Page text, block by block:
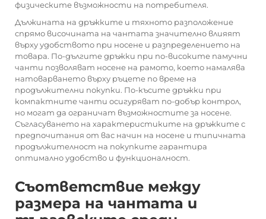
физическите възможности на потребителя.
Дължината на дръжките и тяхното разположение
спрямо височината на чантата значително влияят
върху удобството при носене и разпределението на
товара. По-дългите дръжки при по-високите памучни
чанти позволяват носене на рамото, което намалява
натоварването върху ръцете по време на
продължителни покупки. По-късите дръжки при
компактните чанти осигуряват по-добър контрол,
но могат да ограничат възможностите за носене.
Съгласуването на характеристиките на дръжките с
предпочитания от вас начин на носене и типичната
продължителност на покупките гарантира
оптимално удобство и функционалност.
Съответствие между
размера на чантата и